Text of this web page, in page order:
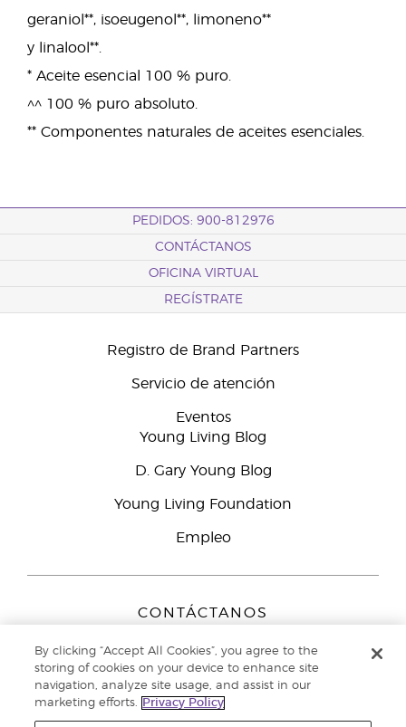
geraniol**, isoeugenol**, limoneno**
y linalool**.
* Aceite esencial 100 % puro.
^^ 100 % puro absoluto.
** Componentes naturales de aceites esenciales.
PEDIDOS: 900-812976
CONTÁCTANOS
OFICINA VIRTUAL
REGÍSTRATE
Registro de Brand Partners
Servicio de atención
Eventos
Young Living Blog
D. Gary Young Blog
Young Living Foundation
Empleo
CONTÁCTANOS
Peizerweg 97
9727 AJ Groningen
Netherlands
Servicio de atención:900-812976
By clicking “Accept All Cookies”, you agree to the
storing of cookies on your device to enhance site
navigation, analyze site usage, and assist in our
marketing efforts.
Privacy Policy